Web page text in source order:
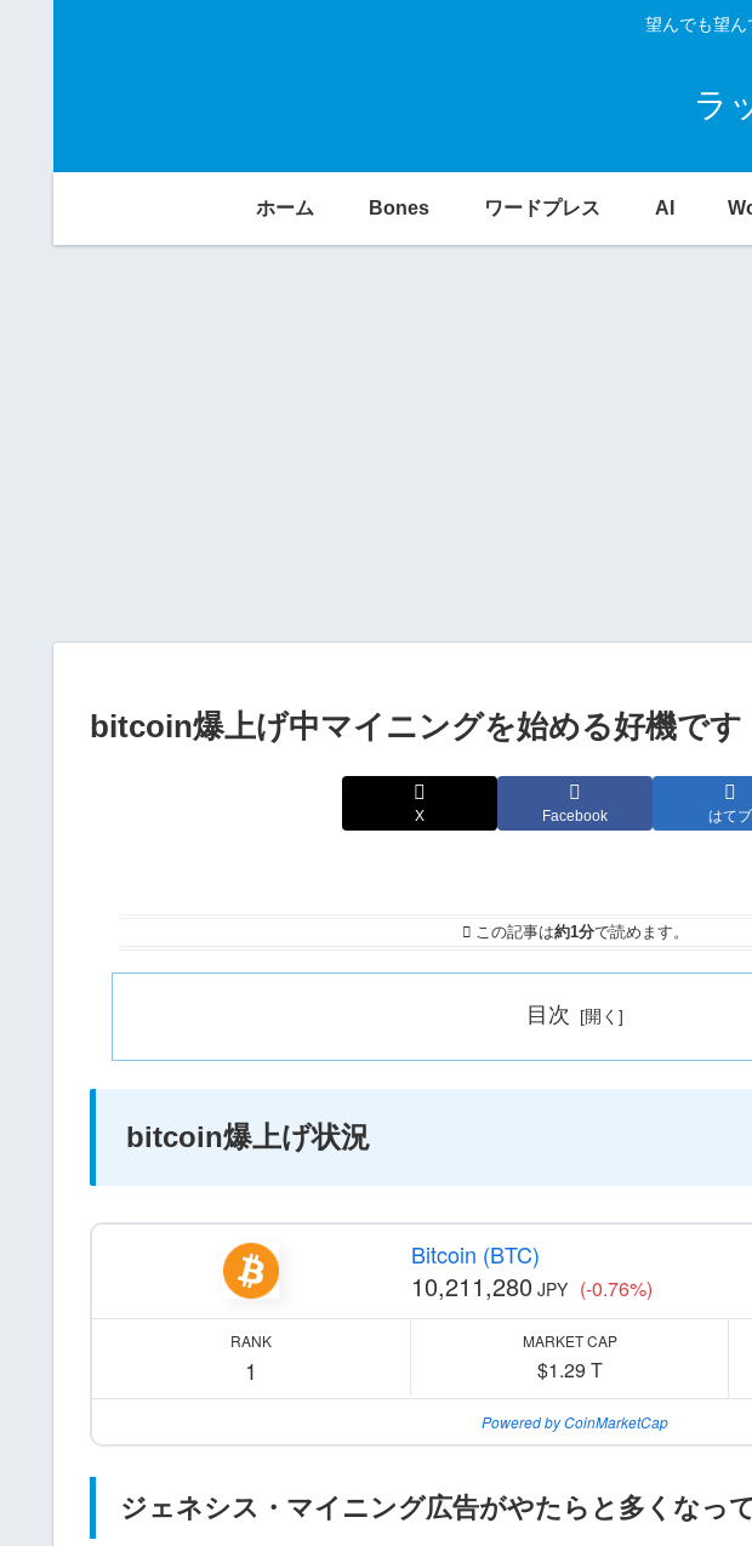
望んでも望ん
ラ
ホーム Bones ワードプレス AI
bitcoin爆上げ中マイニングを始める好機です
X Facebook はてブ
この記事は約1分で読めます。
目次
bitcoin爆上げ状況
Bitcoin (BTC)
10,211,280 JPY (-0.76%)
RANK
1
MARKET CAP
$1.29 T
Powered by CoinMarketCap
ジェネシス・マイニング広告がやたらと多くなっ